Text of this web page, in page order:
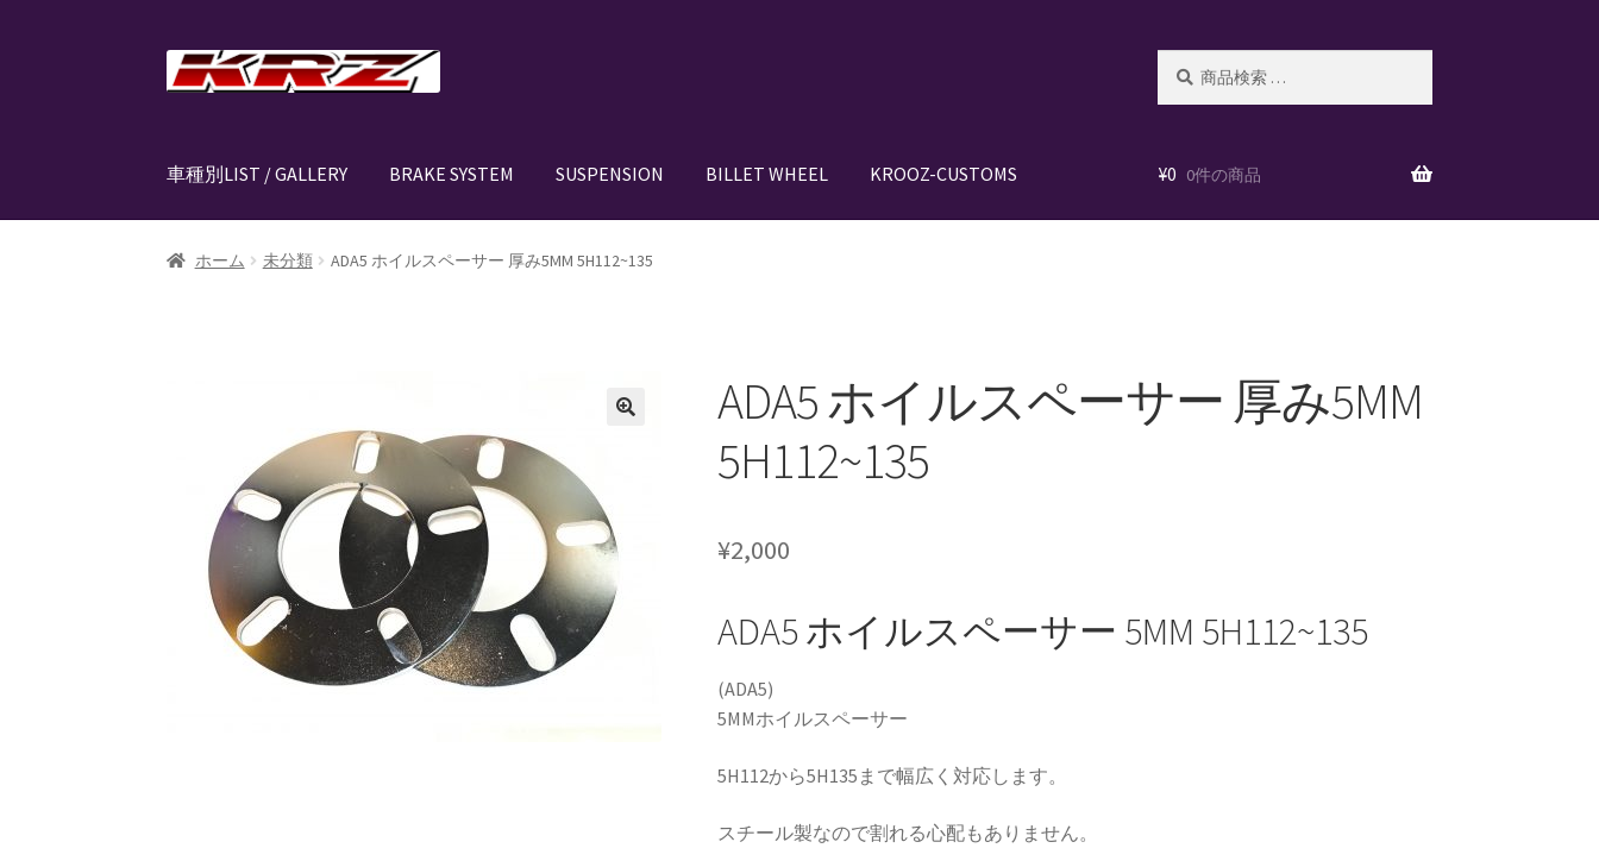
ナ
ビ
シ
へ
コ
ン
ツ
キ
車種別LIST / GALLERY BRAKE SYSTEM SUSPENSION BILLET WHEEL KROOZ-CUSTOMS
ホーム AIR SUSPENSION KITAIR SUSPENSION SETUP GALLERY
CLASSIC FORGED one-off billet wheel for LOWROD COIL-OVER+XX TWIN TANK SYSTEM
EZ-AIR パワーユニット SYSTEMGROUNDDESIGNS HOLIX FORGED USA by classicforged
KRZ-international.co.ltd KRZ-power billet brake KRZX FORGED WHEELS
KRZX 2PC FORGED WHEEL SIZE/PRICE LIST KRZX FORGED BRAKE SYSTEM
KRZX FORGED CALIPER SYSTEM 適合一覧 PASSENGER CAR KRZX FORGED CALIPER SYSTEM 適合一覧 TRUCK & SUV
WHEEL 採寸表
¥0 0件の商品
ホーム 未分類 ADA5 ホイルスペーサー 厚み5MM 5H112~135
ADA5 ホイルスペーサー 厚み5MM
5H112~135
¥2,000
ADA5 ホイルスペーサー 5MM 5H112~135
(ADA5)
5MMホイルスペーサー
5H112から5H135まで幅広く対応します。
スチール製なので割れる心配もありません。